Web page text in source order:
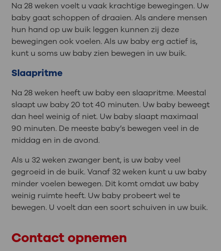
Na 28 weken voelt u vaak krachtige bewegingen. Uw
baby gaat schoppen of draaien. Als andere mensen
hun hand op uw buik leggen kunnen zij deze
bewegingen ook voelen. Als uw baby erg actief is,
kunt u soms uw baby zien bewegen in uw buik.
Slaapritme
Na 28 weken heeft uw baby een slaapritme. Meestal
slaapt uw baby 20 tot 40 minuten. Uw baby beweegt
dan heel weinig of niet. Uw baby slaapt maximaal
90 minuten. De meeste baby’s bewegen veel in de
middag en in de avond.
Als u 32 weken zwanger bent, is uw baby veel
gegroeid in de buik. Vanaf 32 weken kunt u uw baby
minder voelen bewegen. Dit komt omdat uw baby
weinig ruimte heeft. Uw baby probeert wel te
bewegen. U voelt dan een soort schuiven in uw buik.
Contact opnemen